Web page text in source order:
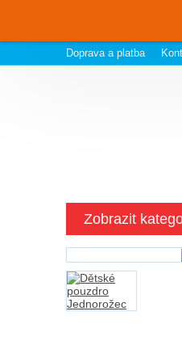
Doprava a platba
Zobrazit